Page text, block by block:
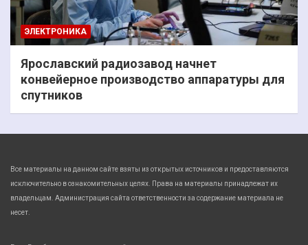
ЭЛЕКТРОНИКА
Ярославский радиозавод начнет
конвейерное производство аппаратуры для
спутников
Все материалы на данном сайте взяты из открытых источников и предоставляются
исключительно в ознакомительных целях. Права на материалы принадлежат их
владельцам. Администрация сайта ответственности за содержание материала не
несет.